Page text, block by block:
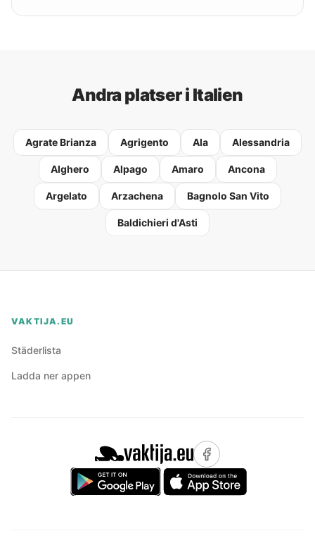
Andra platser i Italien
Agrate Brianza Agrigento Ala Alessandria
Alghero Alpago Amaro Ancona
Argelato Arzachena Bagnolo San Vito
Baldichieri d'Asti
VAKTIJA.EU
Städerlista
Ladda ner appen